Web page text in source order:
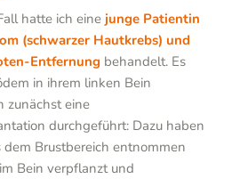
hatte ich eine junge Patientin
(schwarzer Hautkrebs) und
Entfernung behandelt. Es
in ihrem linken Bein
zunächst eine
durchgeführt: Dazu haben
Brustbereich entnommen
Bein verpflanzt und